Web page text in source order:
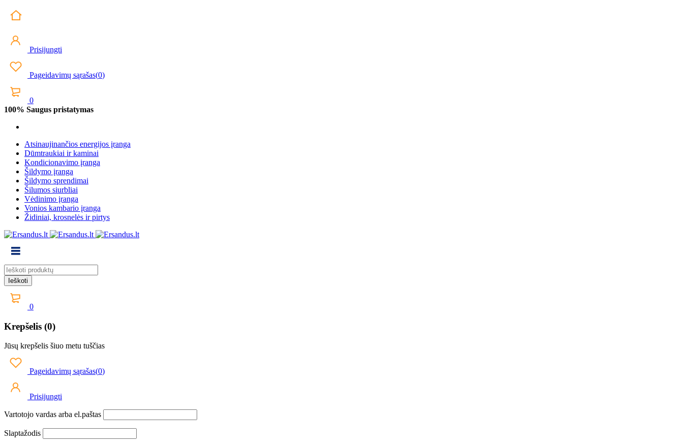
Prisijungti
Pageidavimų sąrašas(0)
0
100% Saugus pristatymas
Atsinaujinančios energijos įranga
Dūmtraukiai ir kaminai
Kondicionavimo įranga
Šildymo įranga
Šildymo sprendimai
Šilumos siurbliai
Vėdinimo įranga
Vonios kambario įranga
Židiniai, krosnelės ir pirtys
0
Krepšelis (0)
Jūsų krepšelis šiuo metu tuščias
Pageidavimų sąrašas(0)
Prisijungti
Vartotojo vardas arba el.paštas
Slaptažodis